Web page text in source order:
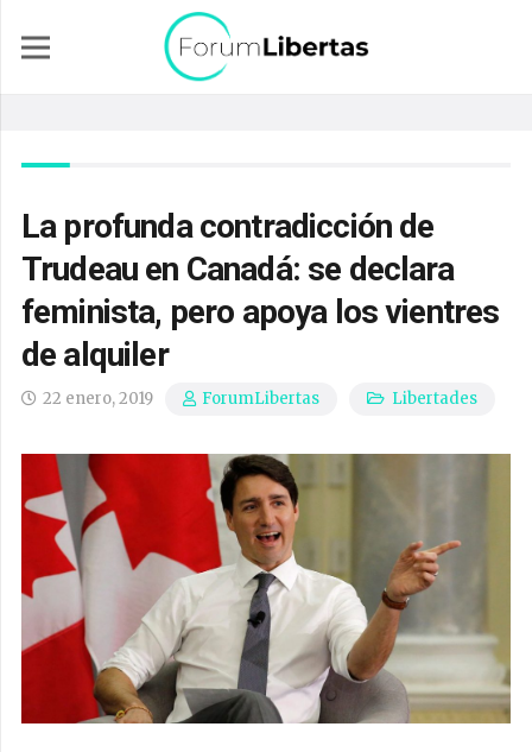
La profunda contradicción de
Trudeau en Canadá: se declara
feminista, pero apoya los vientres
de alquiler
22 enero, 2019 ForumLibertas Libertades